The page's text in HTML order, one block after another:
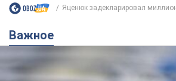
Яценюк задекларировал
Важное